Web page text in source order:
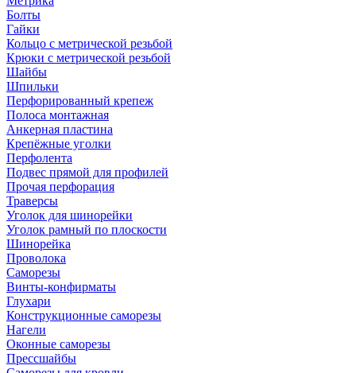
Болты
Гайки
Кольцо с метрической резьбой
Крюки с метрической резьбой
Шайбы
Шпильки
Перфорированный крепеж
Полоса монтажная
Анкерная пластина
Крепёжные уголки
Перфолента
Подвес прямой для профилей
Прочая перфорация
Траверсы
Уголок для шинорейки
Уголок рамный по плоскости
Шинорейка
Проволока
Саморезы
Винты-конфирматы
Глухари
Конструкционные саморезы
Нагели
Оконные саморезы
Прессшайбы